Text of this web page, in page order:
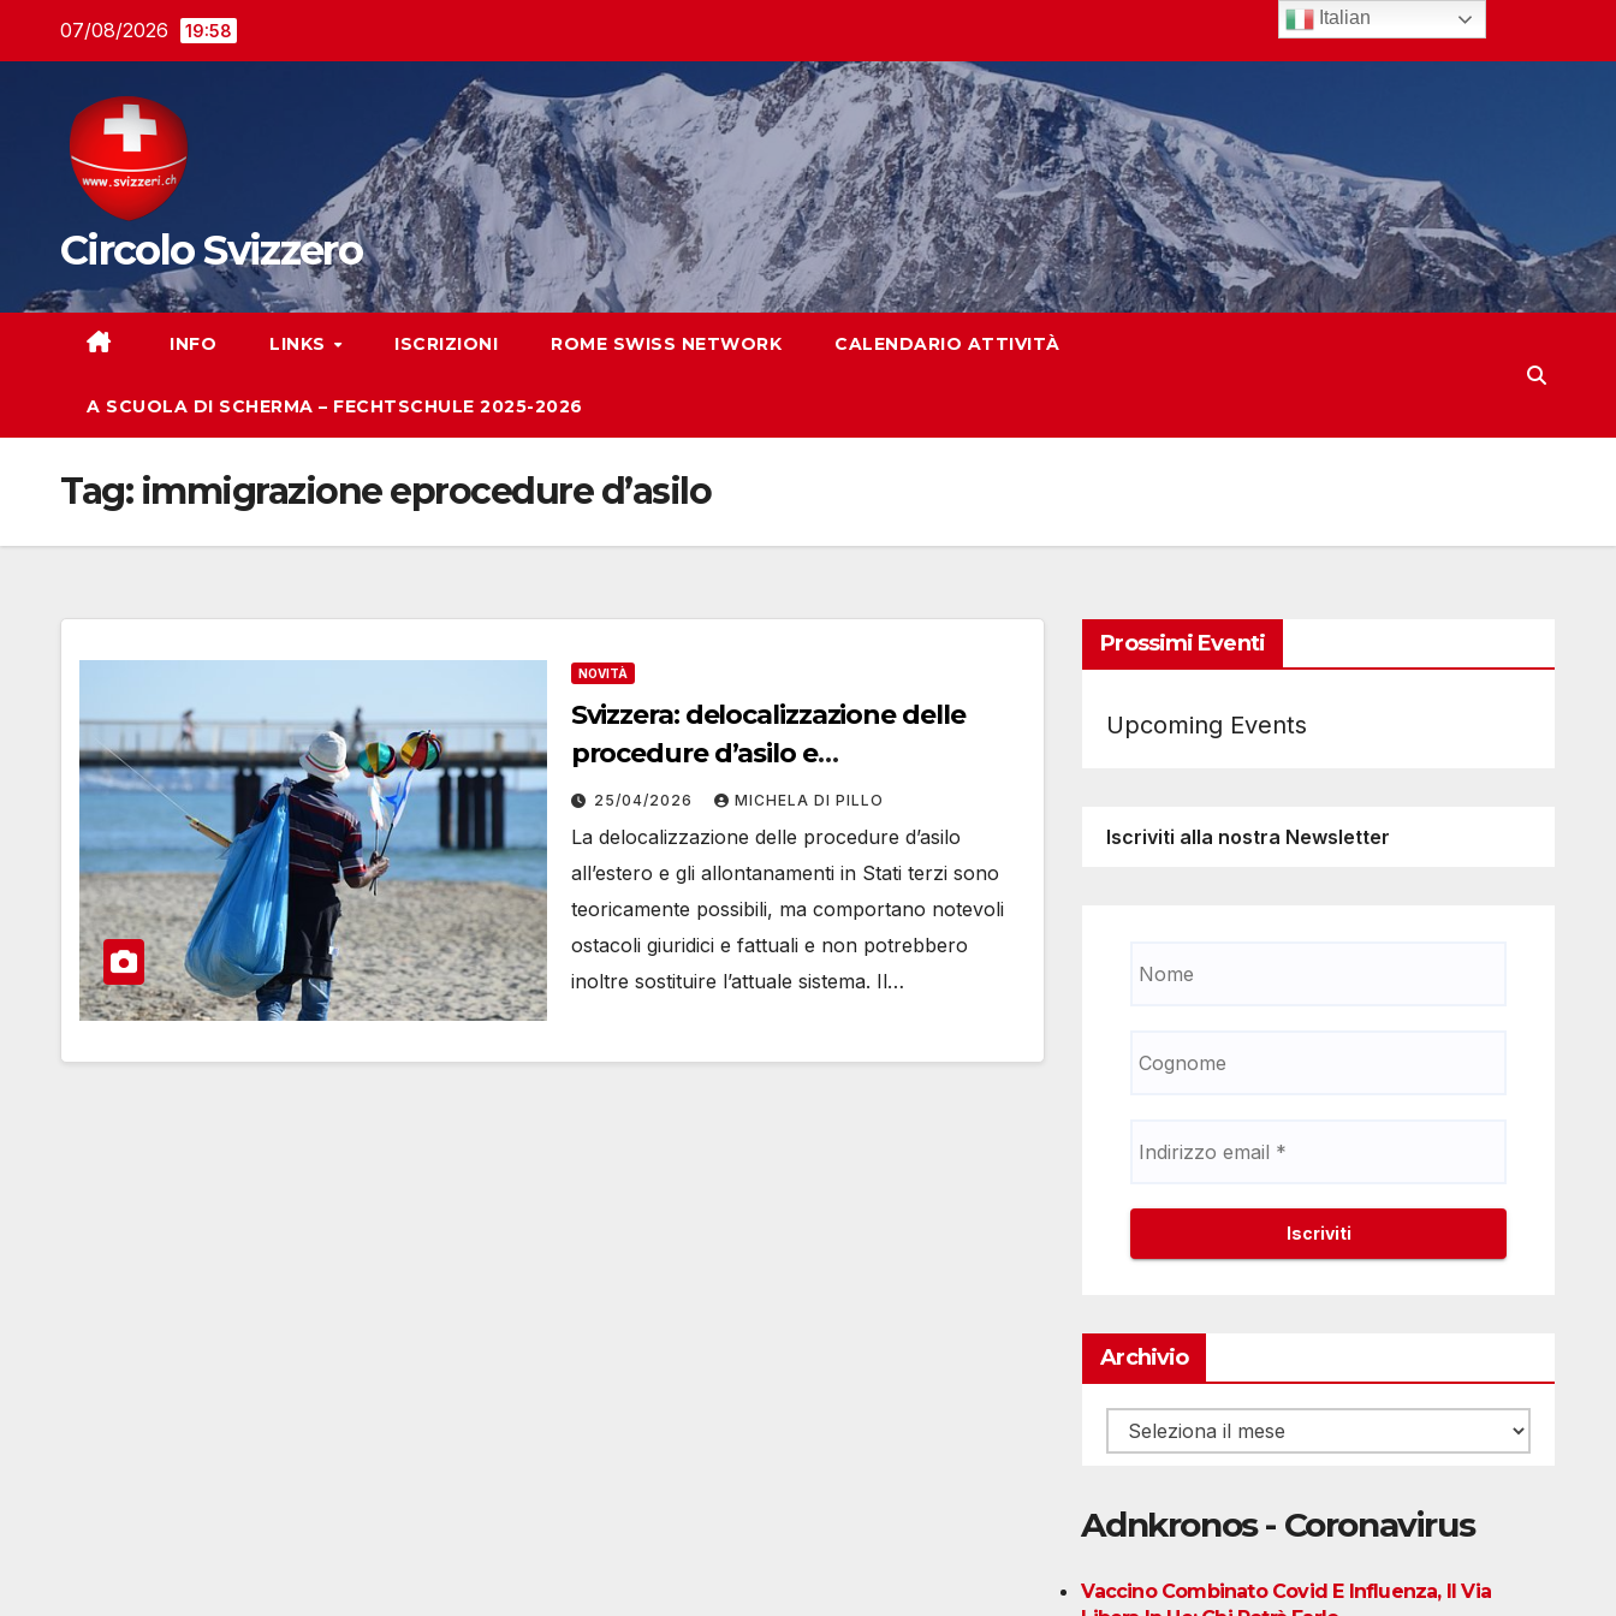
07/08/2026 19:58
Circolo Svizzero
INFO LINKS ISCRIZIONI ROME SWISS NETWORK CALENDARIO ATTIVITÀ
A SCUOLA DI SCHERMA – FECHTSCHULE 2025-2026
Tag: immigrazione eprocedure d’asilo
NOVITÀ
Svizzera: delocalizzazione delle
procedure d’asilo e
allontanamento in Stati terzi
25/04/2026 MICHELA DI PILLO
La delocalizzazione delle procedure d’asilo
all’estero e gli allontanamenti in Stati terzi sono
teoricamente possibili, ma comportano notevoli
ostacoli giuridici e fattuali e non potrebbero
inoltre sostituire l’attuale sistema. Il…
Prossimi Eventi
Upcoming Events
Iscriviti alla nostra Newsletter
Archivio
Archivio
Adnkronos - Coronavirus
Vaccino Combinato Covid E Influenza, Il Via
Italian